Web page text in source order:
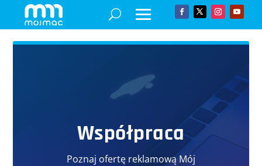
Współpraca
Poznaj ofertę reklamową Mój